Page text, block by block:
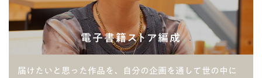
電子書籍ストア編成
届けたいと思った作品を、自分の企画を通して世の中に